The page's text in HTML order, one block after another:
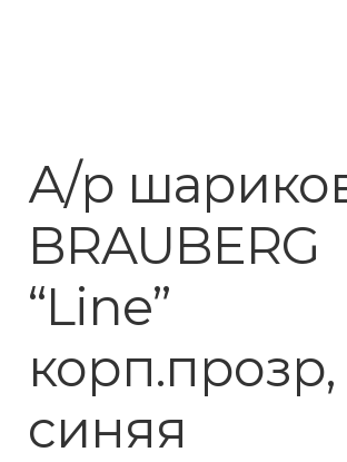
А/р
BRAUBERG
“Line”
корп.прозр,
синяя